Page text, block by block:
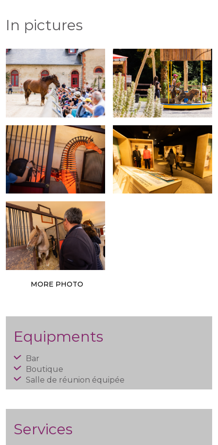
In pictures
MORE PHOTO
Equipments
Bar
Boutique
Salle de réunion équipée
Services